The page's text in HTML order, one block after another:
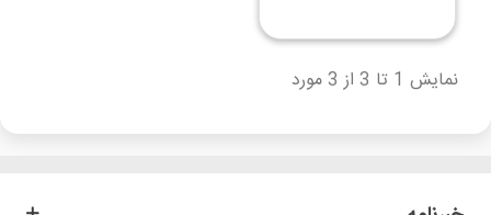
نمایش 1 تا 3 از 3 مورد